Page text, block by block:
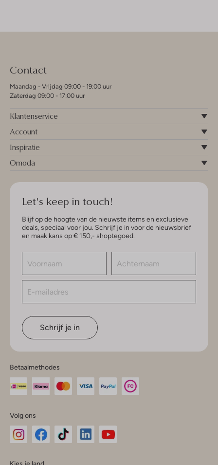
Contact
Maandag - Vrijdag 09:00 - 19:00 uur
Zaterdag 09:00 - 17:00 uur
Klantenservice
Account
Inspiratie
Omoda
Let's keep in touch!
Blijf op de hoogte van de nieuwste items en exclusieve
deals, speciaal voor jou. Schrijf je in voor de nieuwsbrief
en maak kans op € 150,- shoptegoed.
Schrijf je in
Betaalmethodes
Volg ons